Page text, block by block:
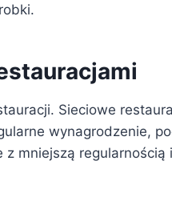
Sieciowe
wynagrodzenie,
mniejszą regularnością i